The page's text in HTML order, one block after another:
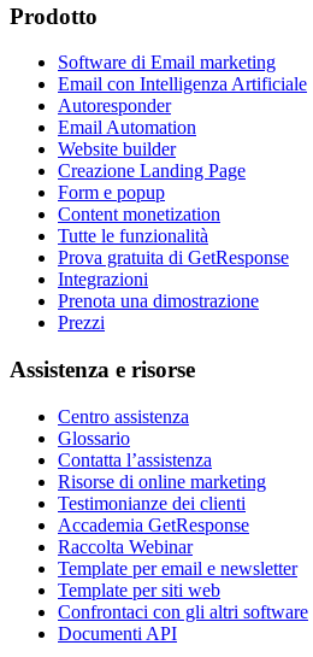
Prodotto
Software di Email marketing
Email con Intelligenza Artificiale
Autoresponder
Email Automation
Website builder
Creazione Landing Page
Form e popup
Content monetization
Tutte le funzionalità
Prova gratuita di GetResponse
Integrazioni
Prenota una dimostrazione
Prezzi
Assistenza e risorse
Centro assistenza
Glossario
Contatta l’assistenza
Risorse di online marketing
Testimonianze dei clienti
Accademia GetResponse
Raccolta Webinar
Template per email e newsletter
Template per siti web
Confrontaci con gli altri software
Documenti API